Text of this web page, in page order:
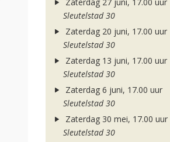
Sleutelstad 30
Zaterdag 20 juni, 17.00 uur
Sleutelstad 30
Zaterdag 13 juni, 17.00 uur
Sleutelstad 30
Zaterdag 6 juni, 17.00 uur
Sleutelstad 30
Zaterdag 30 mei, 17.00 uur
Sleutelstad 30